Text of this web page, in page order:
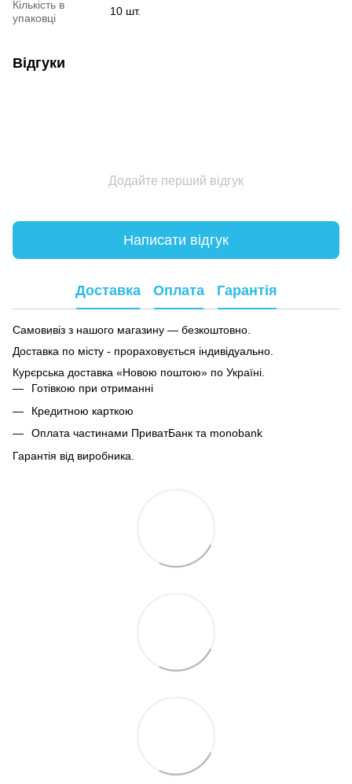
Кількість в
упаковці
10 шт.
Відгуки
Додайте перший відгук
Написати відгук
Доставка Оплата Гарантія
Самовивіз з нашого магазину — безкоштовно.
Доставка по місту - прораховується індивідуально.
Курєрська доставка «Новою поштою» по Україні.
Готівкою при отриманні
Кредитною карткою
Оплата частинами ПриватБанк та monobank
Гарантія від виробника.